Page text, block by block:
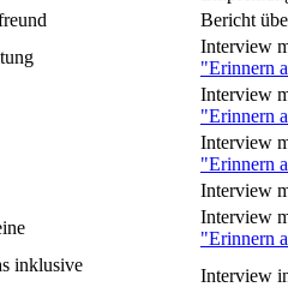
Bericht
Interview
"Erinnern
Interview
"Erinnern
Interview
"Erinnern
Interview
Interview
"Erinnern
inklusive
Interview